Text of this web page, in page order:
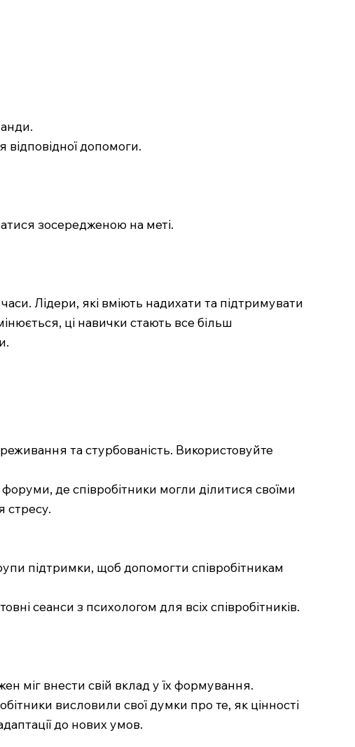
відповідної допомоги.
зосередженою на меті.
Лідери, які вміють надихати та підтримувати
ці навички стають все більш
та стурбованість. Використовуйте
де співробітники могли ділитися своїми
стресу.
підтримки, щоб допомогти співробітникам
сеанси з психологом для всіх співробітників.
міг внести свій вклад у їх формування.
висловили свої думки про те, як цінності
до нових умов.